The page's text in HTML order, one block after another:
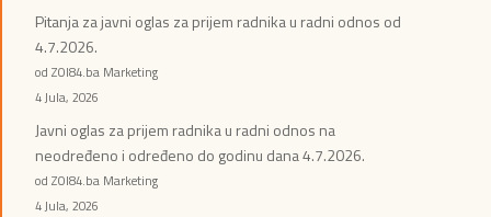
Pitanja za javni oglas za prijem radnika u radni odnos od
4.7.2026.
od ZOI84.ba Marketing
4 Jula, 2026
Javni oglas za prijem radnika u radni odnos na
neodređeno i određeno do godinu dana 4.7.2026.
od ZOI84.ba Marketing
4 Jula, 2026